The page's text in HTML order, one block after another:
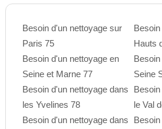
Besoin d'un nettoyage sur
Paris 75
Besoin d'un nettoyage en
Seine et Marne 77
Besoin d'un nettoyage dans
les Yvelines 78
Besoin d'un nettoyage dans
Hauts
Seine
le Val